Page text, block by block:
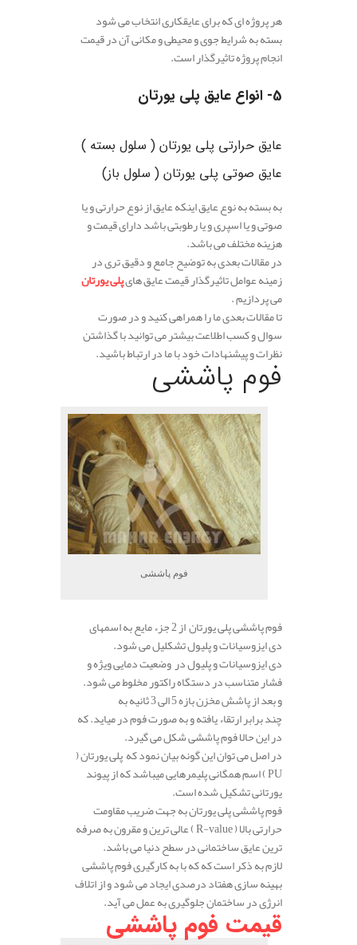
هر پروژه ای که برای عایقکاری انتخاب می شود
بسته به شرایط جوی و محیطی و مکانی آن در قیمت
انجام پروژه تاثیرگذار است.
5- انواع عایق پلی ‌یورتان
عایق حرارتی پلی‌ یورتان ( سلول بسته )
عایق صوتی پلی ‌یورتان ( سلول باز)
به بسته به نوع عایق اینکه عایق از نوع حرارتی و یا
صوتی و یا اسپری و یا رطوبتی باشد دارای قیمت و
هزینه مختلف می باشد.
در مقالات بعدی به توضیح جامع و دقیق تری در
زمینه عوامل تاثیرگذار قیمت عایق هایپلی یورتان
می پردازیم .
تا مقالات بعدی ما را همراهی کنید و در صورت
سوال و کسب اطلاعت بیشتر می توانید با گذاشتن
نظرات و پیشنهادات خود با ما در ارتباط باشید.
فوم پاششی
فوم پاششی
فوم پاششی پلی یورتان از 2 جزء مایع به اسمهای
دی ایزوسیانات و پلیول تشکلیل می شود.
دی ایزوسیانات و پلیول در وضعیت دمایی ویژه و
فشار متناسب در دستگاه راکتور مخلوط می شود.
و بعد از پاشش مخزن بازه 5 الی 3 ثانیه به
چند برابر ارتقاء یافته و به صورت فوم در میاید. که
در این حالا فوم پاششی شکل می گیرد.
در اصل می توان این گونه بیان نمود که پلی یورتان (
PU ) اسم همگانی پلیمرهایی میباشد که از پیوند
یورتانی تشکیل شده است.
فوم پاششی پلی یورتان به جهت ضریب مقاومت
حرارتی بالا ( R-value ) عالی ترین و مقرون به صرفه
ترین عایق ساختمانی در سطح دنیا می باشد.
لازم به ذکر است که که با به کارگیری فوم پاششی
بهینه سازی هفتاد درصدی ایجاد می شود و از اتلاف
انرژی در ساختمان جلوگیری به عمل می آید.
قیمت فوم پاششی